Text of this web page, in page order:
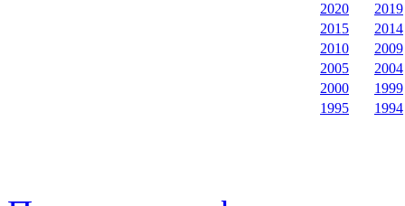
2020
2019
2015
2014
2010
2009
2005
2004
2000
1999
1995
1994